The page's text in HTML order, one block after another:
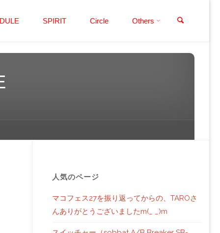
SPIRIT Circle Others
人気のページ
マコフェス27を振り返ってからの、TAROさ
んありがとうございましたm(_ _)m